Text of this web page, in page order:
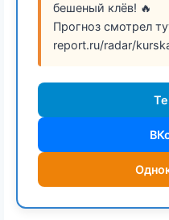
бешеный клёв! 🔥
Прогноз смотрел
report.ru/radar/